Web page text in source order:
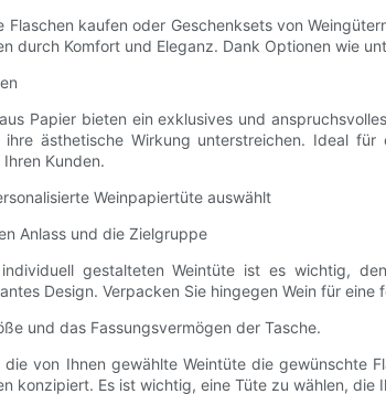
Flaschen kaufen oder Geschenksets von
durch Komfort und Eleganz. Dank Optionen wie
Papier bieten ein exklusives und
ihre ästhetische Wirkung unterstreichen. Ideal
Kunden.
Weinpapiertüte auswählt
Anlass und die Zielgruppe
gestalteten Weintüte ist es wichtig,
Design. Verpacken Sie hingegen Wein für
und das Fassungsvermögen der Tasche.
von Ihnen gewählte Weintüte die gewünschte
konzipiert. Es ist wichtig, eine Tüte zu wählen, die